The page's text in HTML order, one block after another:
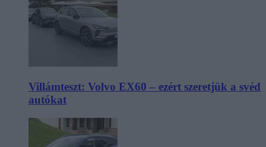
Villámteszt: Volvo EX60 – ezért szeretjük a svéd
autókat